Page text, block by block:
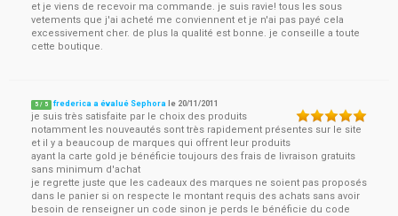
et je viens de recevoir ma commande. je suis ravie! tous les sous
vetements que j'ai acheté me conviennent et je n'ai pas payé cela
excessivement cher. de plus la qualité est bonne. je conseille a toute
cette boutique.
5 / 5 frederica a évalué Sephora le 20/11/2011
je suis très satisfaite par le choix des produits
notamment les nouveautés sont très rapidement présentes sur le site
et il y a beaucoup de marques qui offrent leur produits
ayant la carte gold je bénéficie toujours des frais de livraison gratuits
sans minimum d'achat
je regrette juste que les cadeaux des marques ne soient pas proposés
dans le panier si on respecte le montant requis des achats sans avoir
besoin de renseigner un code sinon je perds le bénéficie du code